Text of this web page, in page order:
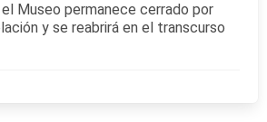
Museo permanece cerrado por
y se reabrirá en el transcurso